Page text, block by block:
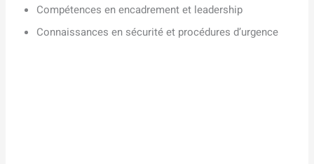
Compétences en encadrement et leadership
Connaissances en sécurité et procédures d’urgence